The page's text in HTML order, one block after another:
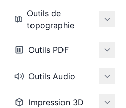
Outils de
topographie
Outils PDF
Outils Audio
Impression 3D